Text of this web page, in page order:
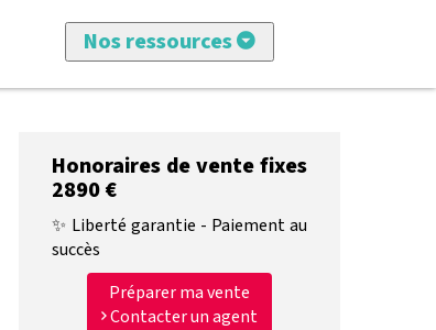
Nos ressources
Vendre avec imkiz
Nos annonces
Conseils achat et vente
Honoraires de vente fixes
2890 €
✨ Liberté garantie - Paiement au
succès
Préparer ma vente
Contacter un agent